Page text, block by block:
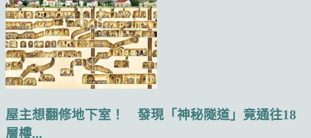
屋主想翻修地下室！ 發現「神秘隧道」竟通往18
層樓...